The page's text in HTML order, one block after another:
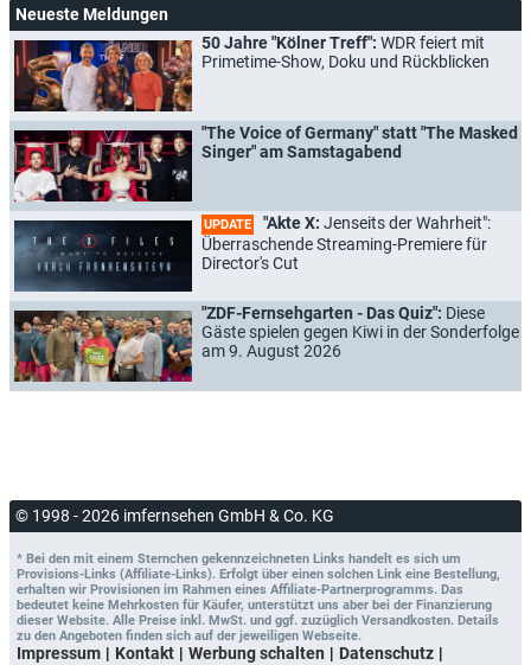
Neueste Meldungen
50 Jahre "Kölner Treff": WDR feiert mit
Primetime-Show, Doku und Rückblicken
"The Voice of Germany" statt "The Masked
Singer" am Samstagabend
UPDATE "Akte X: Jenseits der Wahrheit":
Überraschende Streaming-Premiere für
Director's Cut
"ZDF-Fernsehgarten - Das Quiz": Diese
Gäste spielen gegen Kiwi in der Sonderfolge
am 9. August 2026
© 1998 - 2026 imfernsehen GmbH & Co. KG
* Bei den mit einem Sternchen gekennzeichneten Links handelt es sich um
Provisions-Links (Affiliate-Links). Erfolgt über einen solchen Link eine Bestellung,
erhalten wir Provisionen im Rahmen eines Affiliate-Partnerprogramms. Das
bedeutet keine Mehrkosten für Käufer, unterstützt uns aber bei der Finanzierung
dieser Website. Alle Preise inkl. MwSt. und ggf. zuzüglich Versandkosten. Details
zu den Angeboten finden sich auf der jeweiligen Webseite.
Impressum Kontakt Werbung schalten
Datenschutz